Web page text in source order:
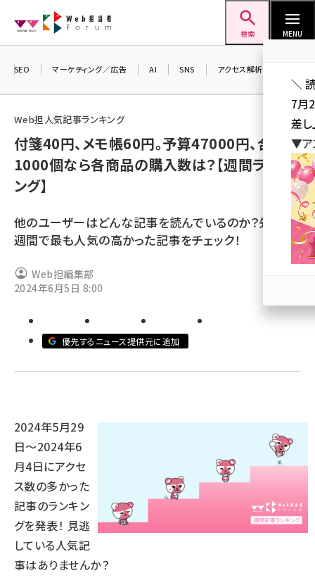
ン
検索 MENU
seo (3523)
note (2312)
z世代 (1622)
llmo (1161)
SEO マーケティング／広告 AI SNS アクセス解析／データ分析
Web担人気記事ランキング
付箋40円、メモ帳60円。予算47000円、合計
1000個なら各商品の購入数は？【週間ランキ
ング】
他のユーザーはどんな記事を読んでいるのか？先週1
週間で最も人気の高かった記事をチェック！
Web担編集部
2024年6月5日 8:00
優先するニュース提供元に追加
2024年5月29
日～2024年6
月4日にアクセ
ス数の多かった
記事のランキン
グを発表！ 見逃
している人気記
事はありませんか？
＼
7月
差し
▼ア